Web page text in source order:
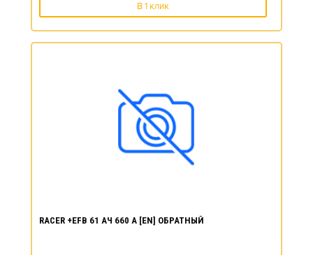
В 1 клик
RACER +EFB 61 АЧ 660 А [EN] ОБРАТНЫЙ